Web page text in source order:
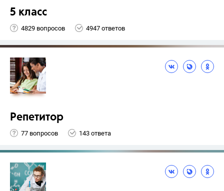
5 класс
4829 вопросов 4947 ответов
Репетитор
77 вопросов 143 ответа